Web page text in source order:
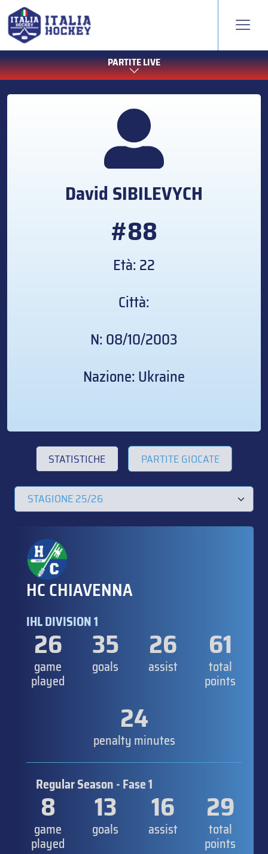
PARTITE LIVE
David SIBILEVYCH
#88
Età: 22
Città:
N: 08/10/2003
Nazione: Ukraine
STATISTICHE PARTITE GIOCATE
HC CHIAVENNA
IHL DIVISION 1
26
game
played
35
goals
26
assist
61
total
points
24
penalty minutes
Regular Season - Fase 1
8
game
played
13
goals
16
assist
29
total
points